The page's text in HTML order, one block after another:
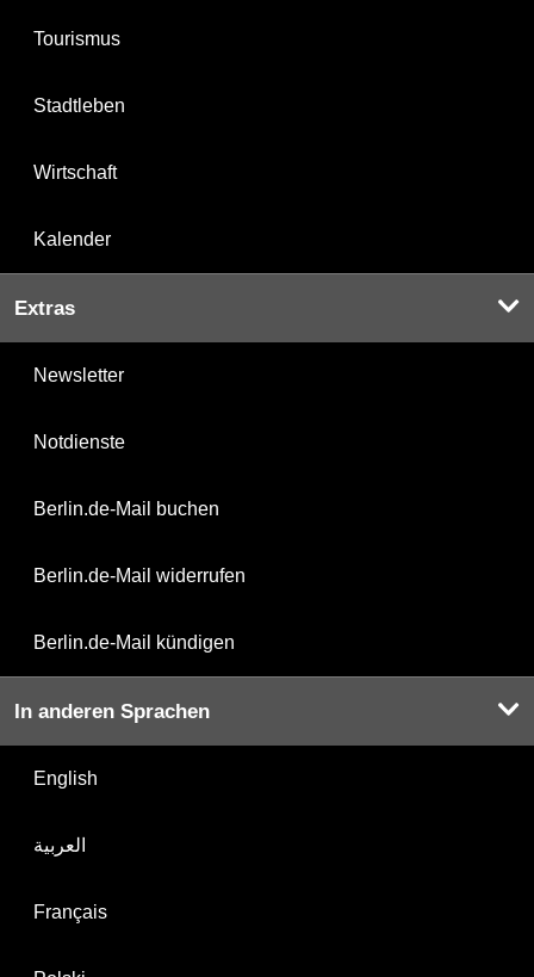
Tourismus
Stadtleben
Wirtschaft
Kalender
Extras
Newsletter
Notdienste
Berlin.de-Mail buchen
Berlin.de-Mail widerrufen
Berlin.de-Mail kündigen
In anderen Sprachen
English
العربية
Français